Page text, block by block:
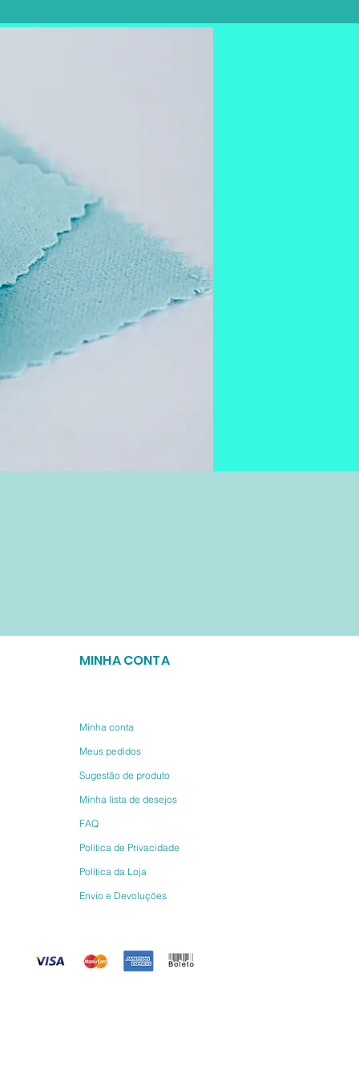
MINHA CONTA
Minha conta
Meus pedidos
Sugestão de produto
Minha lista de desejos
FAQ
Política de Privacidade
Política da Loja
Envio e Devoluções